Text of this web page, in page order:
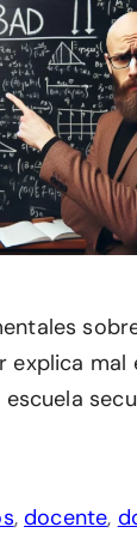
explica mal
,docente,